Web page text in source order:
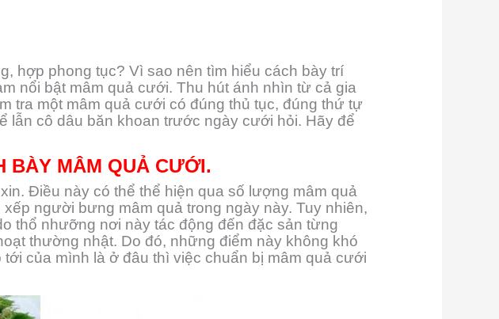
hợp phong tục? Vì sao nên tìm hiểu cách bày trí
nổi bật mâm quả cưới. Thu hút ánh nhìn từ cả gia
tra một mâm quả cưới có đúng thủ tục, đúng thứ tự
lẫn cô dâu băn khoan trước ngày cưới hỏi. Hãy để
BÀY MÂM QUẢ CƯỚI.
Điều này có thể thể hiện qua số lượng mâm quả
người bưng mâm quả trong ngày này. Tuy nhiên,
thổ nhưỡng nơi này tác động đến đặc sản từng
thường nhật. Do đó, những điểm này không khó
của mình là ở đâu thì việc chuẩn bị mâm quả cưới